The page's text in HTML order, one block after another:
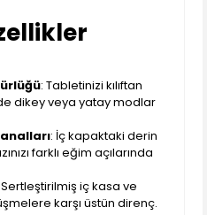
: Tabletinizi kılıftan
dikey veya yatay modlar
: İç kapaktaki derin
farklı eğim açılarında
Sertleştirilmiş iç kasa ve
karşı üstün direnç.